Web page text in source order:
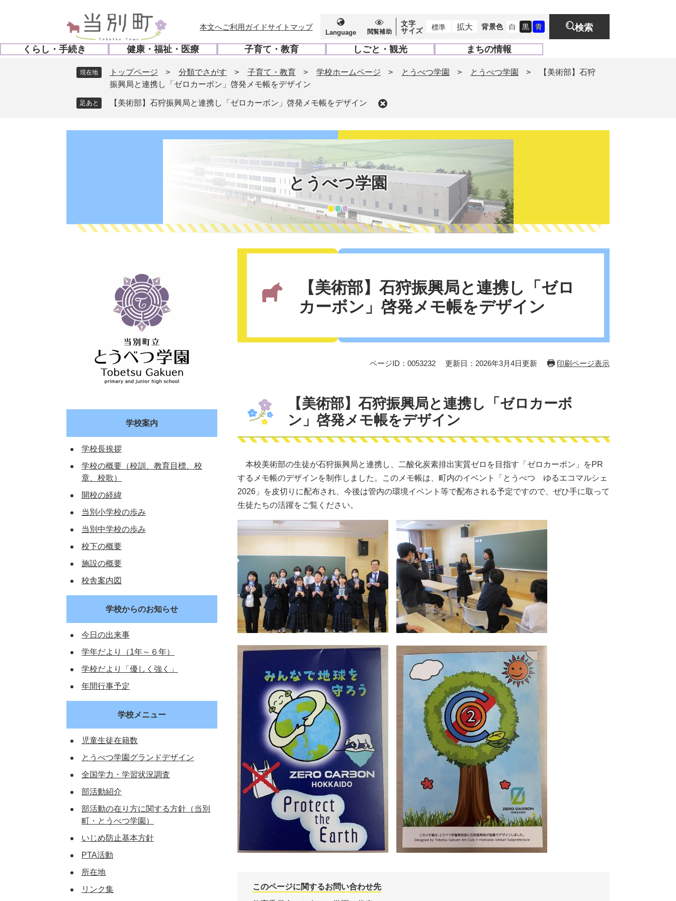
の
先
ー
を
本文へご利用ガイドサイトマップ
Language 閲覧補助
文字
サイズ
標準 拡大 背景色 白 黒 青 検索
くらし・手続き
開
健康・福祉・医療
開
く
子育て・教育
開
く
しごと・観光
開
く
まちの情報
開
く
現在地 トップページ > 分類でさがす > 子育て・教育 > 学校ホームページ > とうべつ学園 > とうべつ学園 >
【美術部】石狩
振興局と連携し「ゼロカーボン」啓発メモ帳をデザイン
【美術部】石狩振興局と連携し「ゼロカーボン」啓発メモ帳をデザイン
とうべつ学園
【美術部】石狩振興局と連携し「ゼロ
カーボン」啓発メモ帳をデザイン
ページID：0053232 更新日：2026年3月4日更新 印刷ページ表示
【美術部】石狩振興局と連携し「ゼロカーボ
ン」啓発メモ帳をデザイン
本校美術部の生徒が石狩振興局と連携し、二酸化炭素排出実質ゼロを目指す「ゼロカーボン」をPR
するメモ帳のデザインを制作しました。このメモ帳は、町内のイベント「とうべつ ゆるエコマルシェ
2026」を皮切りに配布され、今後は管内の環境イベント等で配布される予定ですので、ぜひ手に取って
生徒たちの活躍をご覧ください。
このページに関するお問い合わせ先
学校案内
学校長挨拶
学校の概要（校訓、教育目標、校
章、校歌）
開校の経緯
当別小学校の歩み
当別中学校の歩み
校下の概要
施設の概要
校舎案内図
学校からのお知らせ
今日の出来事
学年だより（1年～６年）
学校だより「優しく強く」
年間行事予定
学校メニュー
児童生徒在籍数
とうべつ学園グランドデザイン
全国学力・学習状況調査
部活動紹介
部活動の在り方に関する方針（当別
町・とうべつ学園）
いじめ防止基本方針
PTA活動
所在地
リンク集